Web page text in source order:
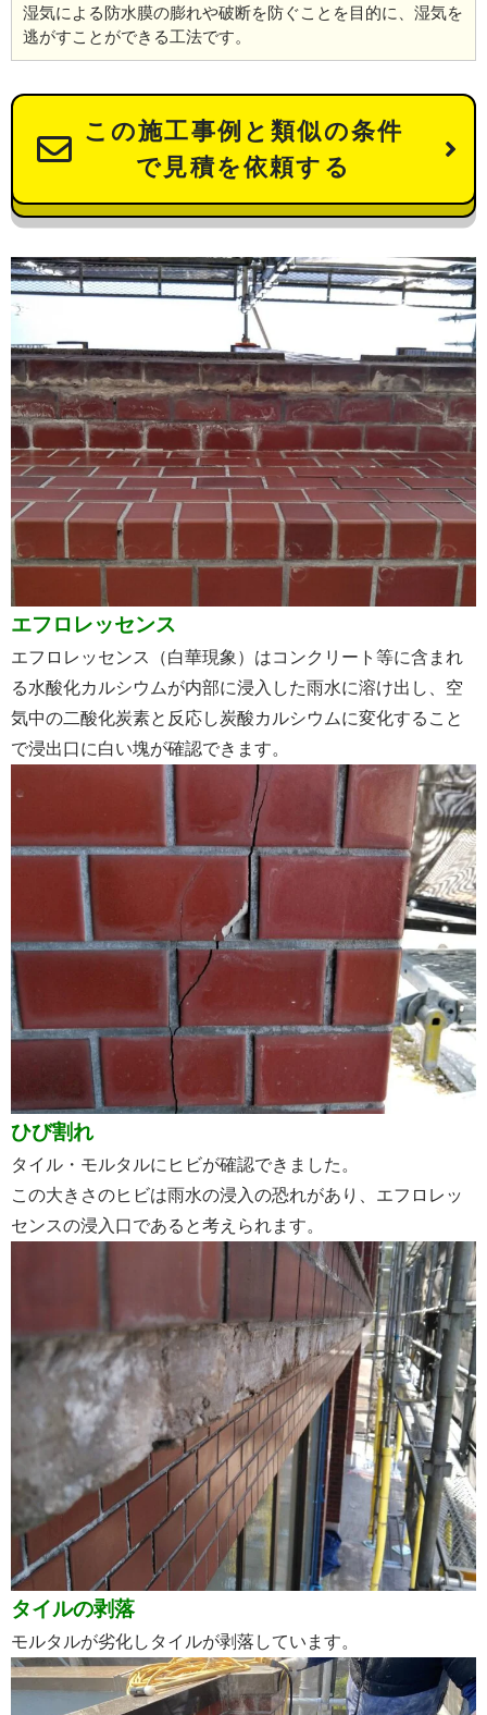
湿気による防水膜の膨れや破断を防ぐことを目的に、湿気を
逃がすことができる工法です。
この施工事例と類似の条件
で見積を依頼する
エフロレッセンス
エフロレッセンス（白華現象）はコンクリート等に含まれ
る水酸化カルシウムが内部に浸入した雨水に溶け出し、空
気中の二酸化炭素と反応し炭酸カルシウムに変化すること
で浸出口に白い塊が確認できます。
ひび割れ
タイル・モルタルにヒビが確認できました。
この大きさのヒビは雨水の浸入の恐れがあり、エフロレッ
センスの浸入口であると考えられます。
タイルの剥落
モルタルが劣化しタイルが剥落しています。